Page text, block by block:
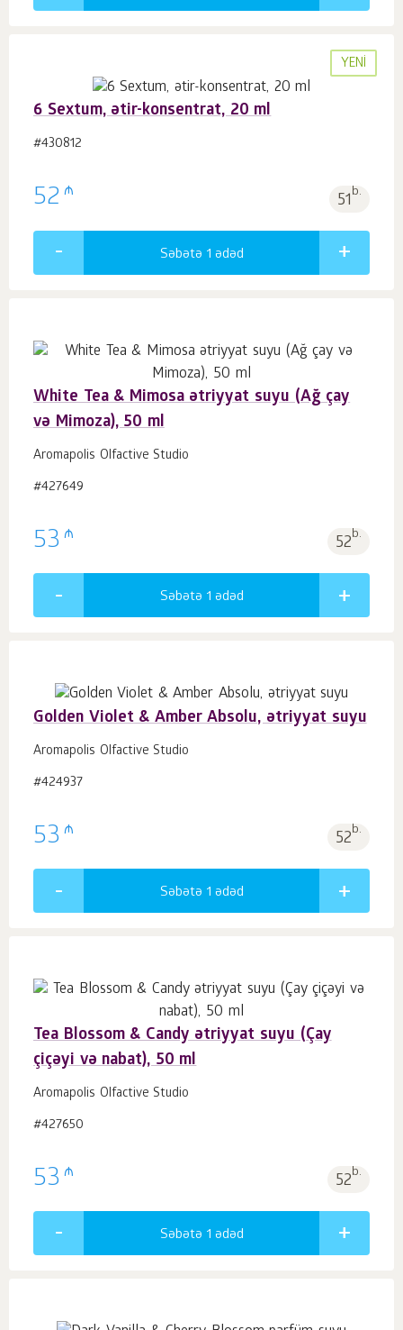
YENI
6 Sextum, ətir-konsentrat, 20 ml
#430812
52 ₼ 51b.
Səbətə 1 ədəd
White Tea & Mimosa ətriyyat suyu (Ağ çay
və Mimoza), 50 ml
Aromapolis Olfactive Studio
#427649
53 ₼ 52b.
Səbətə 1 ədəd
Golden Violet & Amber Absolu, ətriyyat suyu
Aromapolis Olfactive Studio
#424937
53 ₼ 52b.
Səbətə 1 ədəd
Tea Blossom & Candy ətriyyat suyu (Çay
çiçəyi və nabat), 50 ml
Aromapolis Olfactive Studio
#427650
53 ₼ 52b.
Səbətə 1 ədəd